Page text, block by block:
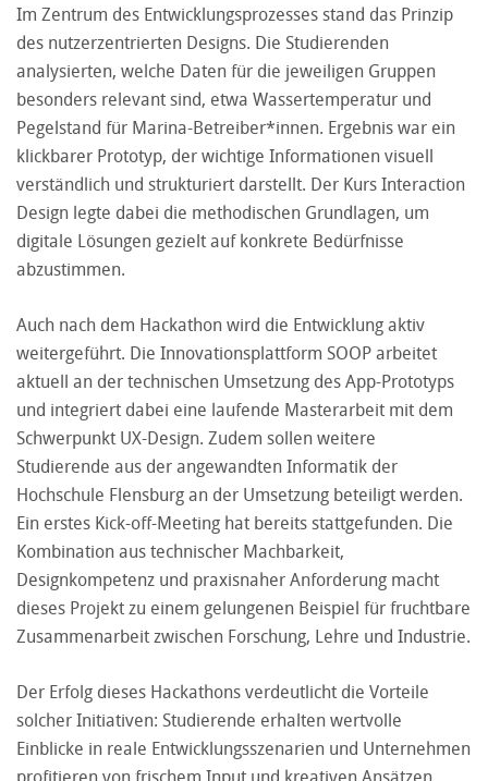
Im Zentrum des Entwicklungsprozesses stand das Prinzip
des nutzerzentrierten Designs. Die Studierenden
analysierten, welche Daten für die jeweiligen Gruppen
besonders relevant sind, etwa Wassertemperatur und
Pegelstand für Marina-Betreiber*innen. Ergebnis war ein
klickbarer Prototyp, der wichtige Informationen visuell
verständlich und strukturiert darstellt. Der Kurs Interaction
Design legte dabei die methodischen Grundlagen, um
digitale Lösungen gezielt auf konkrete Bedürfnisse
abzustimmen.
Auch nach dem Hackathon wird die Entwicklung aktiv
weitergeführt. Die Innovationsplattform SOOP arbeitet
aktuell an der technischen Umsetzung des App-Prototyps
und integriert dabei eine laufende Masterarbeit mit dem
Schwerpunkt UX-Design. Zudem sollen weitere
Studierende aus der angewandten Informatik der
Hochschule Flensburg an der Umsetzung beteiligt werden.
Ein erstes Kick-off-Meeting hat bereits stattgefunden. Die
Kombination aus technischer Machbarkeit,
Designkompetenz und praxisnaher Anforderung macht
dieses Projekt zu einem gelungenen Beispiel für fruchtbare
Zusammenarbeit zwischen Forschung, Lehre und Industrie.
Der Erfolg dieses Hackathons verdeutlicht die Vorteile
solcher Initiativen: Studierende erhalten wertvolle
Einblicke in reale Entwicklungsszenarien und Unternehmen